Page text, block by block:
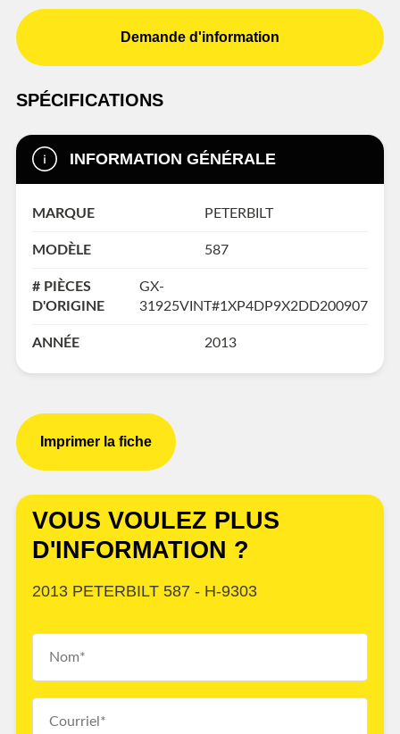
Demande d'information
SPÉCIFICATIONS
INFORMATION GÉNÉRALE
MARQUE PETERBILT
MODÈLE 587
# PIÈCES
D'ORIGINE
GX-
31925VINT#1XP4DP9X2DD200907
ANNÉE 2013
Imprimer la fiche
VOUS VOULEZ PLUS
D'INFORMATION ?
2013 PETERBILT 587 - H-9303